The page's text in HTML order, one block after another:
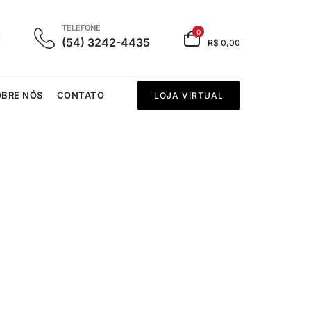
TELEFONE
(54) 3242-4435
0
R$ 0,00
NÓS CONTATO LOJA VIRTUAL